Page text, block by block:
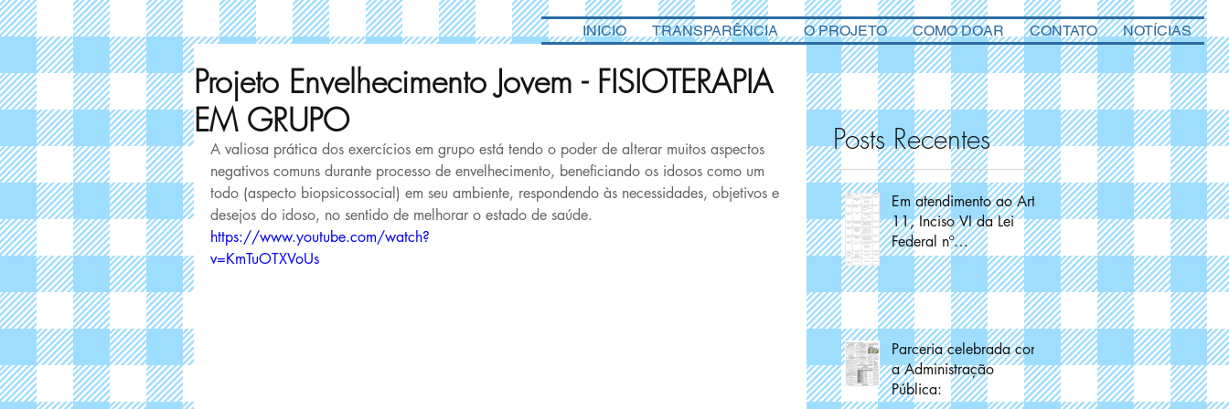
Projeto Envelhecimento Jovem - FISIOTERAPIA
EM GRUPO
A valiosa prática dos exercícios em grupo está tendo o poder de alterar muitos aspectos
negativos comuns durante processo de envelhecimento, beneficiando os idosos como um
todo (aspecto biopsicossocial) em seu ambiente, respondendo às necessidades, objetivos e
desejos do idoso, no sentido de melhorar o estado de saúde.
https://www.youtube.com/watch?
v=KmTuOTXVoUs
Posts Recentes
Em atendimento ao Art.
11, Inciso VI da Lei
Federal nº
13.019/2014
Parceria celebrada com
a Administração
Pública:
INICIO TRANSPARÊNCIA O PROJETO COMO DOAR CONTATO NOTÍCIAS